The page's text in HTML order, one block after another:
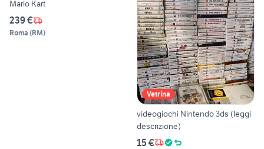
Mario Kart
239 €
Roma (RM)
Vetrina
videogiochi Nintendo 3ds (leggi
descrizione)
15 €